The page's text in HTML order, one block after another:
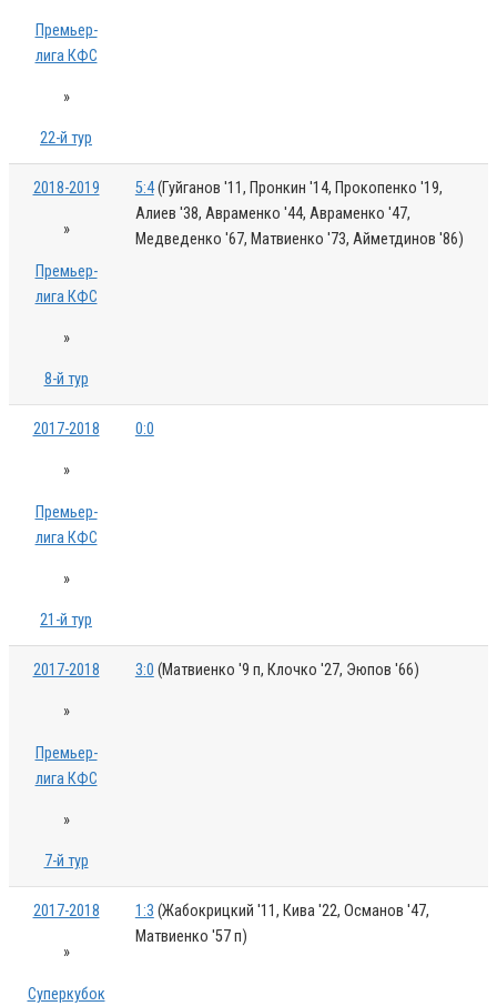
Премьер-
лига КФС
»
22-й тур
2018-2019
»
Премьер-
лига КФС
»
8-й тур
5:4(Гуйганов '11, Пронкин '14, Прокопенко '19,
Алиев '38, Авраменко '44, Авраменко '47,
Медведенко '67, Матвиенко '73, Айметдинов '86)
2017-2018
»
Премьер-
лига КФС
»
21-й тур
0:0
2017-2018
»
Премьер-
лига КФС
»
7-й тур
3:0 (Матвиенко '9 п, Клочко '27, Эюпов '66)
2017-2018
»
Суперкубок
1:3 (Жабокрицкий '11, Кива '22, Османов '47,
Матвиенко '57 п)